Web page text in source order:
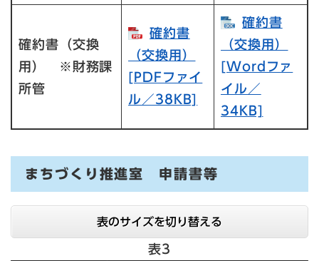
確約書（交換
用） ※財務課
所管
確約書
（交換用）
[PDFファイ
ル／38KB]
確約書
（交換用）
[Wordファ
イル／
34KB]
まちづくり推進室 申請書等
表のサイズを切り替える
表3